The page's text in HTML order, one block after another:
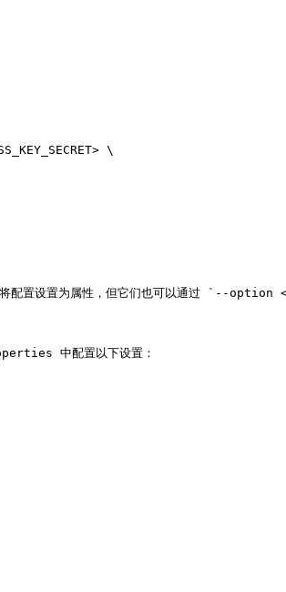
设置为属性，但它们也可以通过 `--option
中配置以下设置：